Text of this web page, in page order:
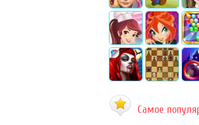
Самое